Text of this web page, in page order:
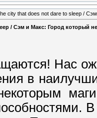
city that does not dare to sleep /
/ Сэм и Макс: Город который не
Нас
в